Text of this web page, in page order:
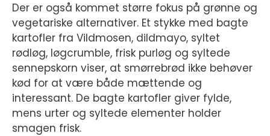
Der er også kommet større fokus på grønne og
vegetariske alternativer. Et stykke med bagte
kartofler fra Vildmosen, dildmayo, syltet
rødløg, løgcrumble, frisk purløg og syltede
sennepskorn viser, at smørrebrød ikke behøver
kød for at være både mættende og
interessant. De bagte kartofler giver fylde,
mens urter og syltede elementer holder
smagen frisk.